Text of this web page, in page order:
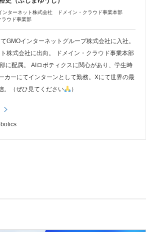
ンターネット株式会社 ドメイン・クラウド事業本部
ラウド事業部
GMOインターネットグループ株式会社に入社。
株式会社に出向。 ドメイン・クラウド事業本部
に配属。 AIロボティクスに関心があり、学生時
カーにてインターンとして勤務。Xにて世界の最
。（ぜひ見てください
）